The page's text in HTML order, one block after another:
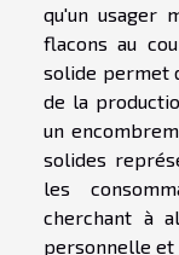
qu'un usager
flacons au
solide permet
de la
un
solides
les
cherchant à
personnelle et